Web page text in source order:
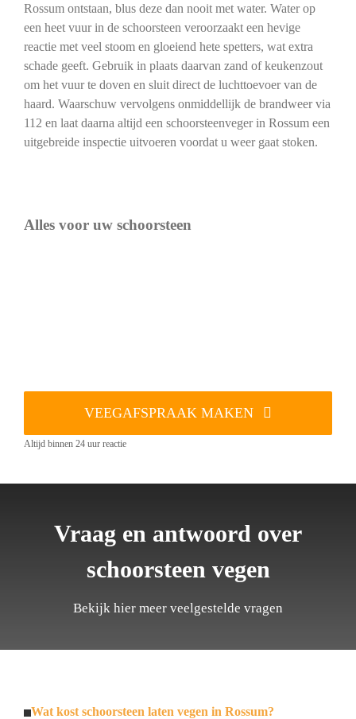
Rossum ontstaan, blus deze dan nooit met water. Water op
een heet vuur in de schoorsteen veroorzaakt een hevige
reactie met veel stoom en gloeiend hete spetters, wat extra
schade geeft. Gebruik in plaats daarvan zand of keukenzout
om het vuur te doven en sluit direct de luchttoevoer van de
haard. Waarschuw vervolgens onmiddellijk de brandweer via
112 en laat daarna altijd een schoorsteenveger in Rossum een
uitgebreide inspectie uitvoeren voordat u weer gaat stoken.
Alles voor uw schoorsteen
VEEGAFSPRAAK MAKEN
Altijd binnen 24 uur reactie
Vraag en antwoord over
schoorsteen vegen
Bekijk hier meer veelgestelde vragen
Wat kost schoorsteen laten vegen in Rossum?